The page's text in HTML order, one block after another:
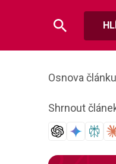
Osnova článku
Shrnout